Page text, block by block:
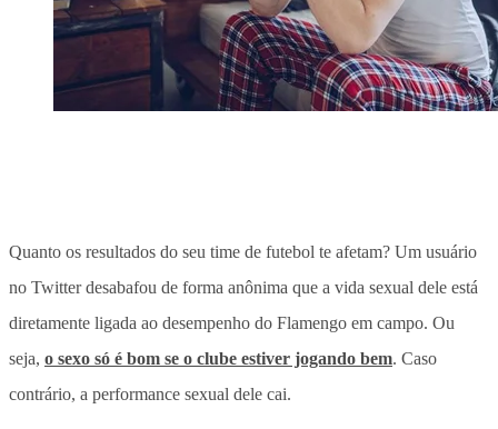
Quanto os resultados do seu time de futebol te afetam? Um usuário
no Twitter desabafou de forma anônima que a vida sexual dele está
diretamente ligada ao desempenho do Flamengo em campo. Ou
seja, o sexo só é bom se o clube estiver jogando bem. Caso
contrário, a performance sexual dele cai.